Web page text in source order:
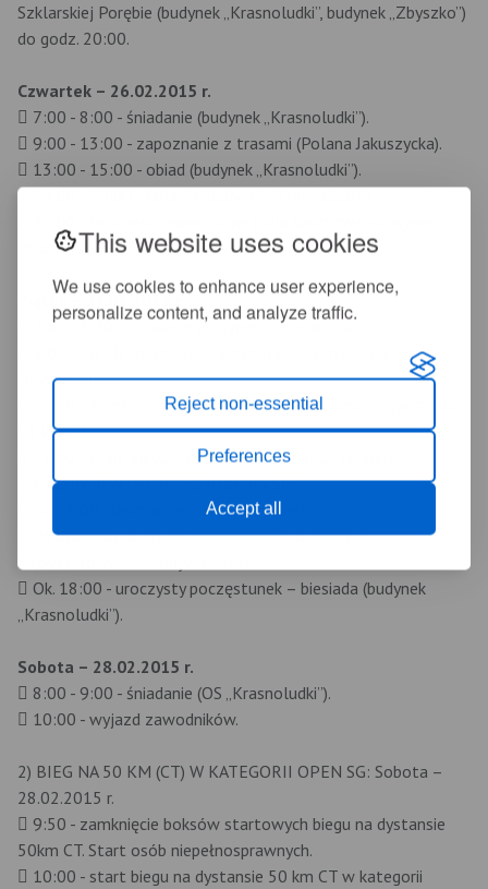
This website uses cookies
We use cookies to enhance user experience,
personalize content, and analyze traffic.
Reject non-essential
Preferences
Accept all
Szklarskiej Porębie (budynek „Krasnoludki”, budynek „Zbyszko”)
do godz. 20:00.
Czwartek – 26.02.2015 r.
 7:00 - 8:00 - śniadanie (budynek „Krasnoludki”).
 9:00 - 13:00 - zapoznanie z trasami (Polana Jakuszycka).
 13:00 - 15:00 - obiad (budynek „Krasnoludki”).
 18:00 - 19:00 - kolacja (budynek „Krasnoludki”).
„Krasnoludki”).
Piątek – 27.02.2015 r.
 7:00 - 8:00 - śniadanie (budynek „Krasnoludki”).
 9:00 - 10:30 - przejazd reprezentacji na miejsce startu –
indywidualnie.
 10:50 - zamknięcie boksów startowych biegu na dystansie
15 km CT.
 11:00 - start biegu na dystansie 15 km CT (stylem
klasycznym) w ramach Spartakiady SG.
 Ok.13:00 - dekoracja zwycięzców biegu.
 Po dekoracji przejazd reprezentacji do miejsca
zakwaterowania – indywidualnie.
 Ok. 18:00 - uroczysty poczęstunek – biesiada (budynek
„Krasnoludki”).
Sobota – 28.02.2015 r.
 8:00 - 9:00 - śniadanie (OS „Krasnoludki”).
 10:00 - wyjazd zawodników.
2) BIEG NA 50 KM (CT) W KATEGORII OPEN SG: Sobota –
28.02.2015 r.
 9:50 - zamknięcie boksów startowych biegu na dystansie
50km CT. Start osób niepełnosprawnych.
 10:00 - start biegu na dystansie 50 km CT w kategorii